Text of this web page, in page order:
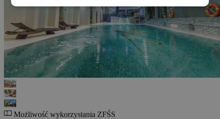
Możliwość wykorzystania ZFŚS